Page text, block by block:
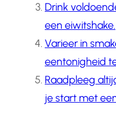
Drink
een eiwitshake.
Varieer in
eentonigheid
Raadpleeg
je start met